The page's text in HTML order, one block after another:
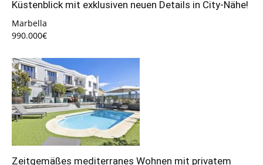
Küstenblick mit exklusiven neuen Details in City-Nähe!
Marbella
990.000€
Zeitgemäßes mediterranes Wohnen mit privatem